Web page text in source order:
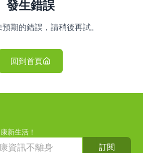
發生錯誤
期的錯誤，請稍後再試。
回到首頁
新生活！
訂閱